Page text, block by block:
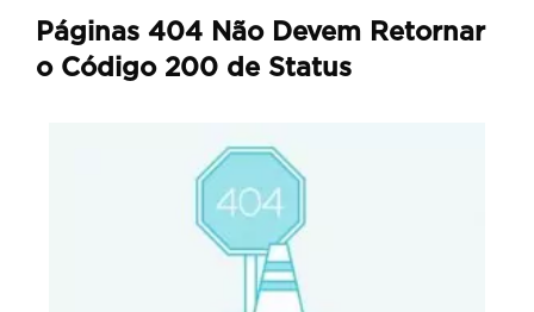
Páginas 404 Não Devem Retornar
o Código 200 de Status